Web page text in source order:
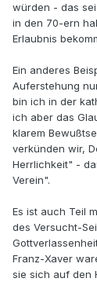
würden - das
in den 70-ern
Erlaubnis
Ein anderes
Auferstehung
bin ich in der
ich aber das
klarem
verkünden wir,
Herrlichkeit" -
Verein".
Es ist auch Teil
des Versucht-
Franz-Xaver
sie sich auf den